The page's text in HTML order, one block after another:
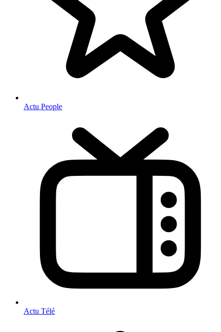
Actu People
Actu Télé